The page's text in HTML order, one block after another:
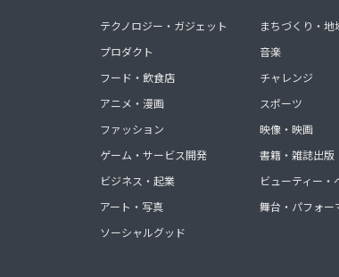
テクノロジー・ガジェット
プロダクト
フード・飲食店
アニメ・漫画
ファッション
ゲーム・サービス開発
ビジネス・起業
アート・写真
ソーシャルグッド
まちづくり・地
音楽
チャレンジ
スポーツ
映像・映画
書籍・雑誌出版
ビューティー・
舞台・パフォー